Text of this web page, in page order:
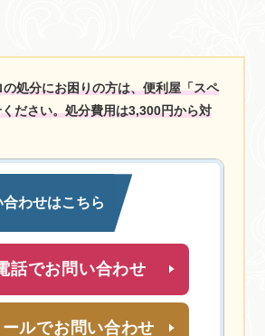
処分にお困りの方は、便利屋「スペ
ださい。処分費用は3,300円から対
合わせはこちら
話でお問い合わせ
ールでお問い合わせ